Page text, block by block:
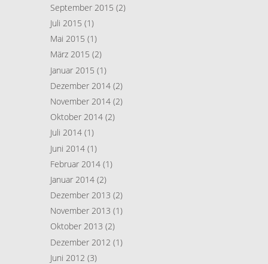
September 2015 (2)
Juli 2015 (1)
Mai 2015 (1)
März 2015 (2)
Januar 2015 (1)
Dezember 2014 (2)
November 2014 (2)
Oktober 2014 (2)
Juli 2014 (1)
Juni 2014 (1)
Februar 2014 (1)
Januar 2014 (2)
Dezember 2013 (2)
November 2013 (1)
Oktober 2013 (2)
Dezember 2012 (1)
Juni 2012 (3)